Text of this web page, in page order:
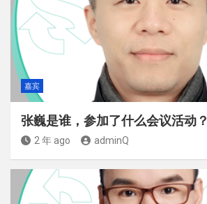
嘉宾
张巍是谁，参加了什么会议活动？
2 年 ago adminQ